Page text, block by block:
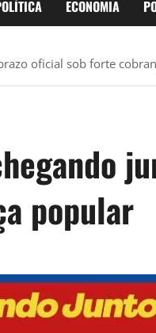
ECONOMIA
oficial sob forte
popular